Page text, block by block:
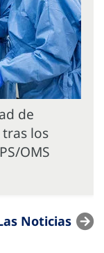
de
los
OMS
Noticias